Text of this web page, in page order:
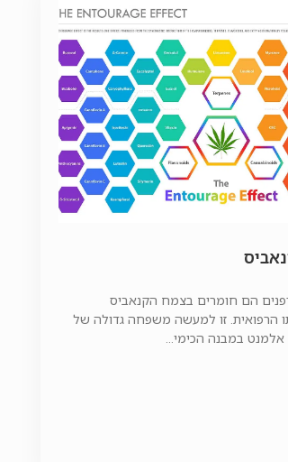
הם חומרים בצמח הקנאביס
הרפואית. זו למעשה משפחה גדולה של
במבנה הכימי...